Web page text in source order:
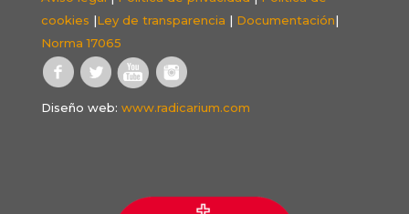
cookies |Ley de transparencia | Documentación|
Norma 17065
Diseño web: www.radicarium.com